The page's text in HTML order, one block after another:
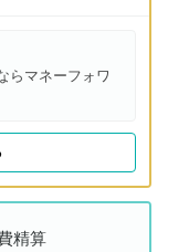
らマネーフォワ
精算